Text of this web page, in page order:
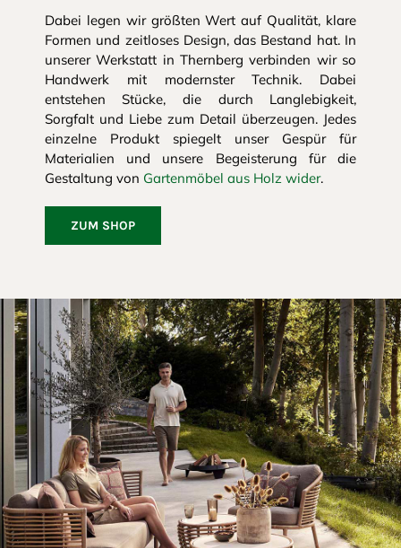
Dabei legen wir größten Wert auf Qualität, klare
Formen und zeitloses Design, das Bestand hat. In
unserer Werkstatt in Thernberg verbinden wir so
Handwerk mit modernster Technik. Dabei
entstehen Stücke, die durch Langlebigkeit,
Sorgfalt und Liebe zum Detail überzeugen. Jedes
einzelne Produkt spiegelt unser Gespür für
Materialien und unsere Begeisterung für die
Gestaltung von Gartenmöbel aus Holz wider.
ZUM SHOP